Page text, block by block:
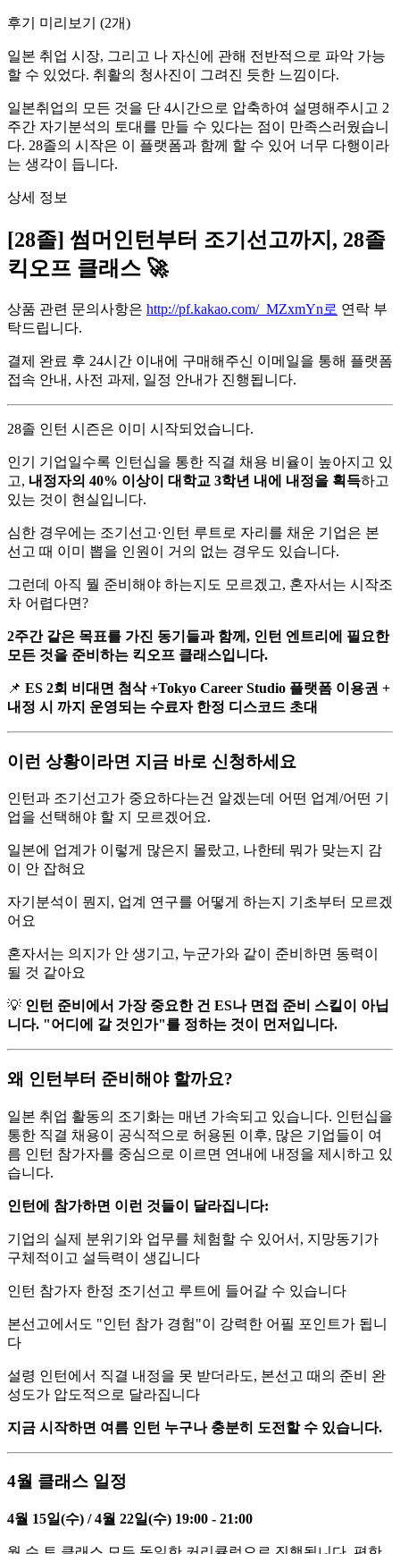
후기 미리보기 (2개)
일본 취업 시장, 그리고 나 자신에 관해 전반적으로 파악 가능
할 수 있었다. 취활의 청사진이 그려진 듯한 느낌이다.
일본취업의 모든 것을 단 4시간으로 압축하여 설명해주시고 2
주간 자기분석의 토대를 만들 수 있다는 점이 만족스러웠습니
다. 28졸의 시작은 이 플랫폼과 함께 할 수 있어 너무 다행이라
는 생각이 듭니다.
상세 정보
[28졸] 썸머인턴부터 조기선고까지, 28졸
킥오프 클래스 🚀
상품 관련 문의사항은 http://pf.kakao.com/_MZxmYn로 연락 부
탁드립니다.
결제 완료 후 24시간 이내에 구매해주신 이메일을 통해 플랫폼
접속 안내, 사전 과제, 일정 안내가 진행됩니다.
28졸 인턴 시즌은 이미 시작되었습니다.
인기 기업일수록 인턴십을 통한 직결 채용 비율이 높아지고 있
고, 내정자의 40% 이상이 대학교 3학년 내에 내정을 획득하고
있는 것이 현실입니다.
심한 경우에는 조기선고·인턴 루트로 자리를 채운 기업은 본
선고 때 이미 뽑을 인원이 거의 없는 경우도 있습니다.
그런데 아직 뭘 준비해야 하는지도 모르겠고, 혼자서는 시작조
차 어렵다면?
2주간 같은 목표를 가진 동기들과 함께, 인턴 엔트리에 필요한
모든 것을 준비하는 킥오프 클래스입니다.
📌 ES 2회 비대면 첨삭 +Tokyo Career Studio 플랫폼 이용권 +
내정 시 까지 운영되는 수료자 한정 디스코드 초대
이런 상황이라면 지금 바로 신청하세요
인턴과 조기선고가 중요하다는건 알겠는데 어떤 업계/어떤 기
업을 선택해야 할 지 모르겠어요.
일본에 업계가 이렇게 많은지 몰랐고, 나한테 뭐가 맞는지 감
이 안 잡혀요
자기분석이 뭔지, 업계 연구를 어떻게 하는지 기초부터 모르겠
어요
혼자서는 의지가 안 생기고, 누군가와 같이 준비하면 동력이
될 것 같아요
💡 인턴 준비에서 가장 중요한 건 ES나 면접 준비 스킬이 아닙
니다. "어디에 갈 것인가"를 정하는 것이 먼저입니다.
왜 인턴부터 준비해야 할까요?
일본 취업 활동의 조기화는 매년 가속되고 있습니다. 인턴십을
통한 직결 채용이 공식적으로 허용된 이후, 많은 기업들이 여
름 인턴 참가자를 중심으로 이르면 연내에 내정을 제시하고 있
습니다.
인턴에 참가하면 이런 것들이 달라집니다:
기업의 실제 분위기와 업무를 체험할 수 있어서, 지망동기가
구체적이고 설득력이 생깁니다
인턴 참가자 한정 조기선고 루트에 들어갈 수 있습니다
본선고에서도 "인턴 참가 경험"이 강력한 어필 포인트가 됩니
다
설령 인턴에서 직결 내정을 못 받더라도, 본선고 때의 준비 완
성도가 압도적으로 달라집니다
지금 시작하면 여름 인턴 누구나 충분히 도전할 수 있습니다.
4월 클래스 일정
4월 15일(수) / 4월 22일(수) 19:00 - 21:00